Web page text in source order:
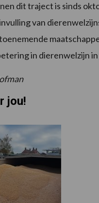
dit traject is sinds
van
in dierenwelzijn
jou!